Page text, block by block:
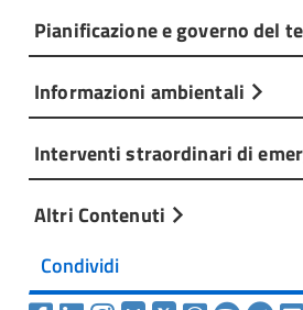
Pianificazione e governo del
Informazioni ambientali
Interventi straordinari di
Altri Contenuti
Condividi